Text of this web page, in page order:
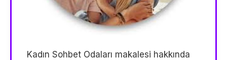
Kadın Sohbet Odaları makalesi hakkında